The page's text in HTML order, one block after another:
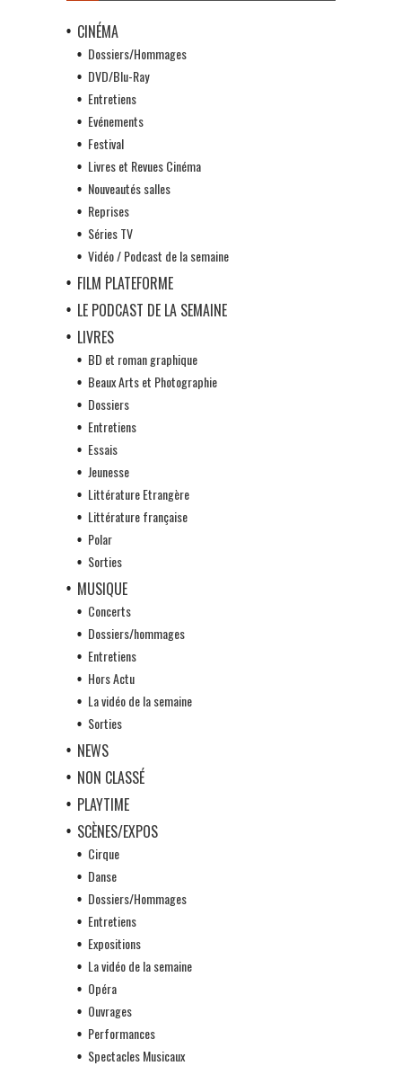
CINÉMA
Dossiers/Hommages
DVD/Blu-Ray
Entretiens
Evénements
Festival
Livres et Revues Cinéma
Nouveautés salles
Reprises
Séries TV
Vidéo / Podcast de la semaine
FILM PLATEFORME
LE PODCAST DE LA SEMAINE
LIVRES
BD et roman graphique
Beaux Arts et Photographie
Dossiers
Entretiens
Essais
Jeunesse
Littérature Etrangère
Littérature française
Polar
Sorties
MUSIQUE
Concerts
Dossiers/hommages
Entretiens
Hors Actu
La vidéo de la semaine
Sorties
NEWS
NON CLASSÉ
PLAYTIME
SCÈNES/EXPOS
Cirque
Danse
Dossiers/Hommages
Entretiens
Expositions
La vidéo de la semaine
Opéra
Ouvrages
Performances
Spectacles Musicaux